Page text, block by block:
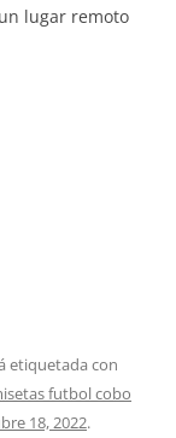
lugar remoto
etiquetada con
futbol cobo
18, 2022.